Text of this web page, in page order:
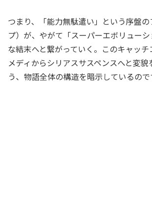
つまり、「能力無駄遣い」という序盤
プ）が、やがて「スーパーエボリュー
な結末へと繋がっていく。このキャッ
メディからシリアスサスペンスへと変貌
う、物語全体の構造を暗示しているので